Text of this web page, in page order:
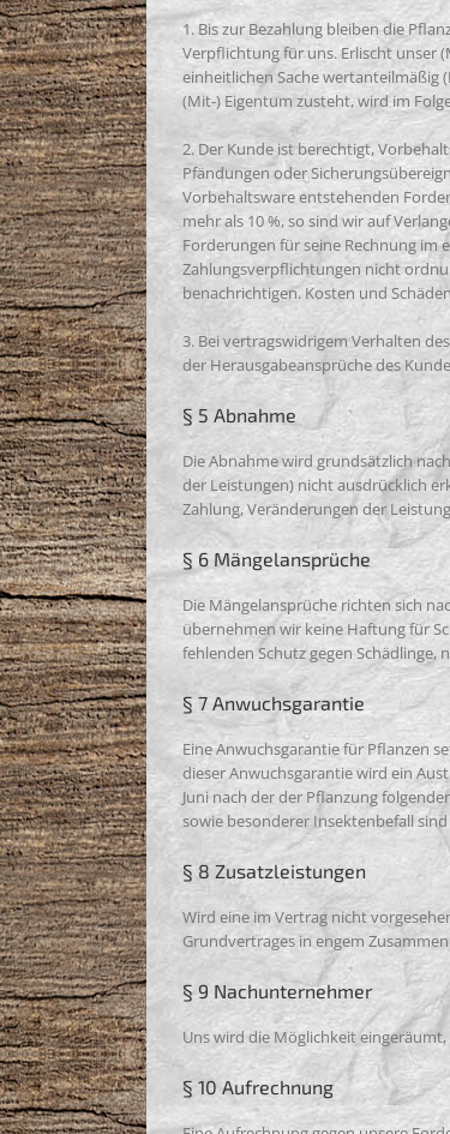
1. Bis zur Bezahlung bleiben die
Verpflichtung für uns. Erlischt unser
einheitlichen Sache wertanteilmäßig
(Mit-) Eigentum zusteht, wird im
2. Der Kunde ist berechtigt,
Pfändungen oder
Vorbehaltsware entstehenden
mehr als 10 %, so sind wir auf
Forderungen für seine Rechnung im
Zahlungsverpflichtungen nicht
benachrichtigen. Kosten und
3. Bei vertragswidrigem Verhalten
der Herausgabeansprüche des
§ 5 Abnahme
Die Abnahme wird grundsätzlich
der Leistungen) nicht ausdrücklich
Zahlung, Veränderungen der
§ 6 Mängelansprüche
Die Mängelansprüche richten sich
übernehmen wir keine Haftung für
fehlenden Schutz gegen Schädlinge,
§ 7 Anwuchsgarantie
Eine Anwuchsgarantie für Pflanzen
dieser Anwuchsgarantie wird ein
Juni nach der der Pflanzung
sowie besonderer Insektenbefall
§ 8 Zusatzleistungen
Wird eine im Vertrag nicht
Grundvertrages in engem
§ 9 Nachunternehmer
Uns wird die Möglichkeit
§ 10 Aufrechnung